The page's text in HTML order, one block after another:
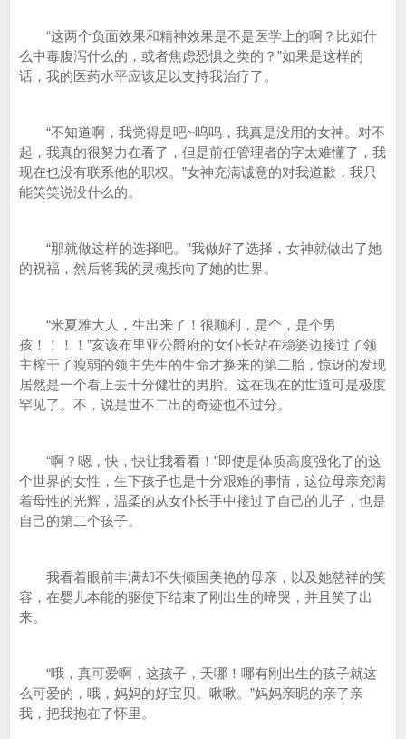
“这两个负面效果和精神效果是不是医学上的啊？比如什
么中毒腹泻什么的，或者焦虑恐惧之类的？”如果是这样的
话，我的医药水平应该足以支持我治疗了。
“不知道啊，我觉得是吧~呜呜，我真是没用的女神。对不
起，我真的很努力在看了，但是前任管理者的字太难懂了，我
现在也没有联系他的职权。”女神充满诚意的对我道歉，我只
能笑笑说没什么的。
“那就做这样的选择吧。”我做好了选择，女神就做出了她
的祝福，然后将我的灵魂投向了她的世界。
“米夏雅大人，生出来了！很顺利，是个，是个男
孩！！！！”亥该布里亚公爵府的女仆长站在稳婆边接过了领
主榨干了瘦弱的领主先生的生命才换来的第二胎，惊讶的发现
居然是一个看上去十分健壮的男胎。这在现在的世道可是极度
罕见了。不，说是世不二出的奇迹也不过分。
“啊？嗯，快，快让我看看！”即使是体质高度强化了的这
个世界的女性，生下孩子也是十分艰难的事情，这位母亲充满
着母性的光辉，温柔的从女仆长手中接过了自己的儿子，也是
自己的第二个孩子。
我看着眼前丰满却不失倾国美艳的母亲，以及她慈祥的笑
容，在婴儿本能的驱使下结束了刚出生的啼哭，并且笑了出
来。
“哦，真可爱啊，这孩子，天哪！哪有刚出生的孩子就这
么可爱的，哦，妈妈的好宝贝。啾啾。”妈妈亲昵的亲了亲
我，把我抱在了怀里。